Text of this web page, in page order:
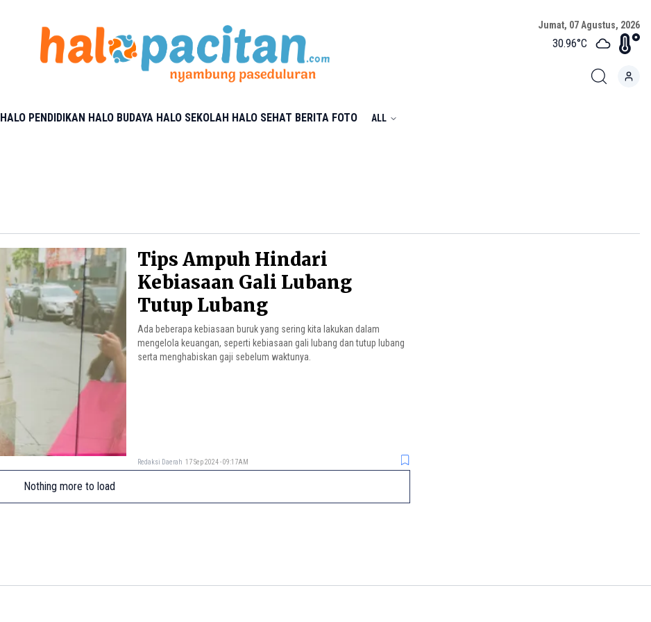
Jumat, 07 Agustus, 2026
30.96°C
HALO PENDIDIKAN HALO BUDAYA HALO SEKOLAH HALO SEHAT BERITA FOTO ALL
Tips Ampuh Hindari
Kebiasaan Gali Lubang
Tutup Lubang
Ada beberapa kebiasaan buruk yang sering kita lakukan dalam
mengelola keuangan, seperti kebiasaan gali lubang dan tutup lubang
serta menghabiskan gaji sebelum waktunya.
Redaksi Daerah 17 Sep 2024 - 09:17AM
Nothing more to load